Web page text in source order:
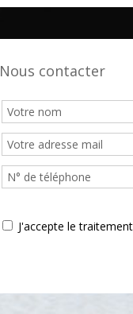
Nous contacter
J'accepte le